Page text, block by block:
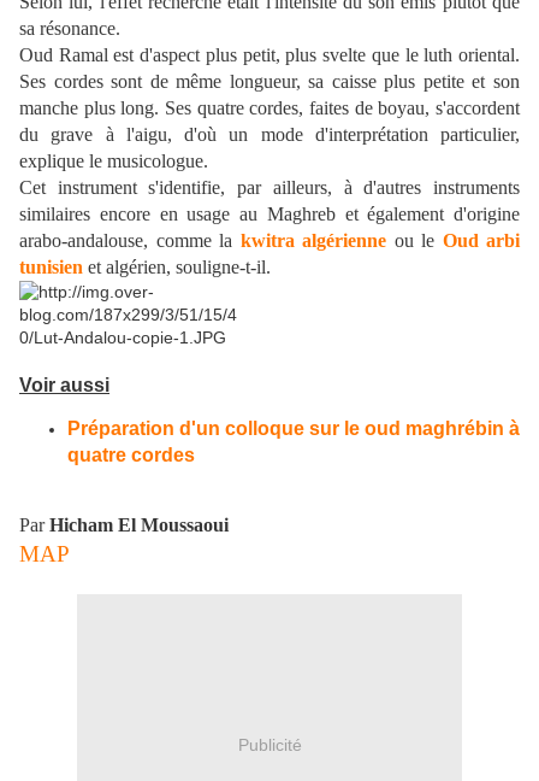
sa résonance.
Oud Ramal est d'aspect plus petit, plus svelte que le luth oriental.
Ses cordes sont de même longueur, sa caisse plus petite et son
manche plus long. Ses quatre cordes, faites de boyau, s'accordent
du grave à l'aigu, d'où un mode d'interprétation particulier,
explique le musicologue.
Cet instrument s'identifie, par ailleurs, à d'autres instruments
similaires encore en usage au Maghreb et également d'origine
arabo-andalouse, comme la kwitra algérienne ou le Oud arbi
tunisien et algérien, souligne-t-il.
Voir aussi
Préparation d'un colloque sur le oud maghrébin à
quatre cordes
Par Hicham El Moussaoui
MAP
Publicité